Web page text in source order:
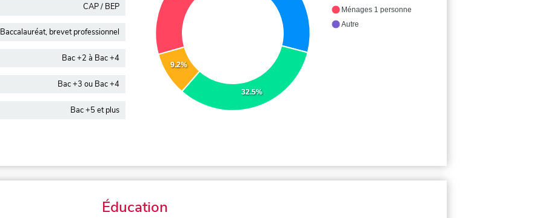
CAP / BEP
Baccalauréat, brevet professionnel
Bac +2 à Bac +4
Bac +3 ou Bac +4
Bac +5 et plus
32.5%
9.2%
Ménages 1 personne
Autre
Éducation